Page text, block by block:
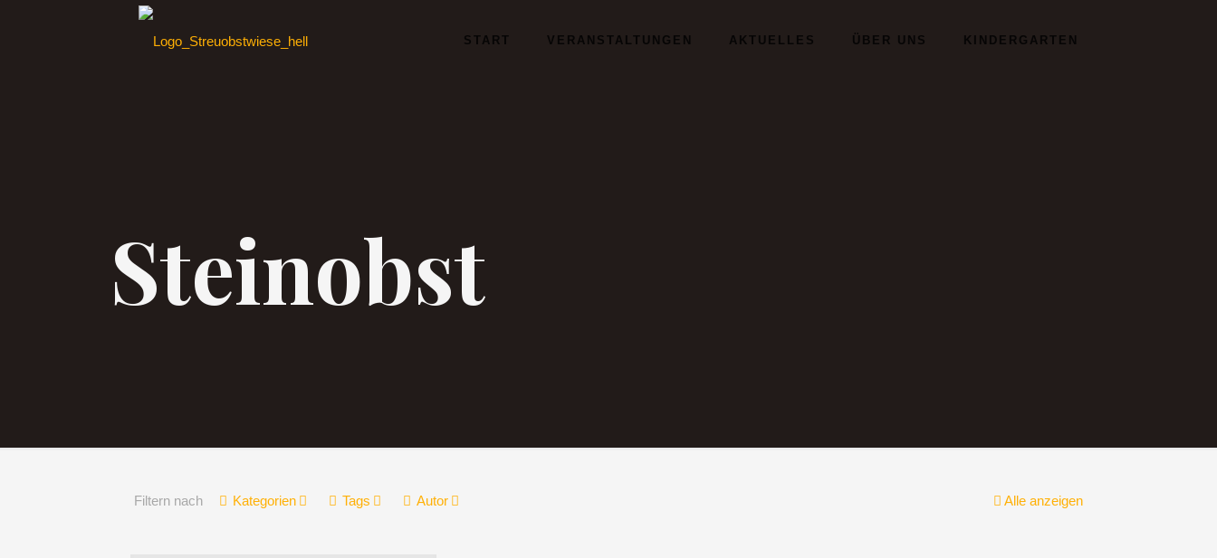
START VERANSTALTUNGEN AKTUELLES ÜBER UNS KINDERGARTEN
Steinobst
Filtern nach Kategorien Tags Autor Alle anzeigen